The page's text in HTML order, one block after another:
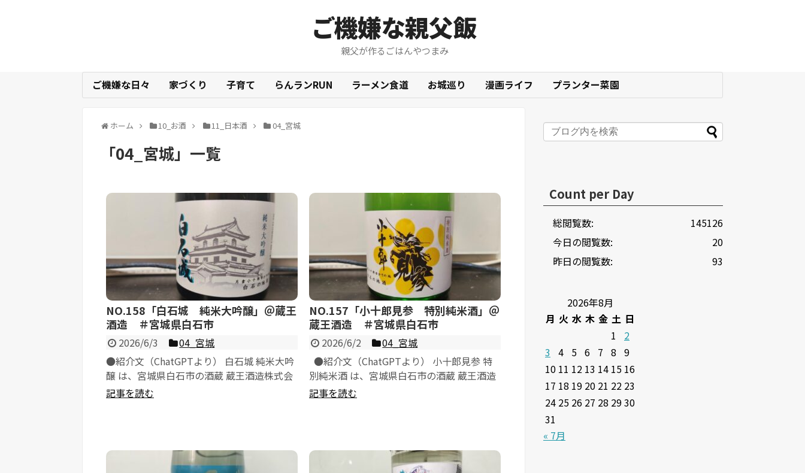
ご機嫌な親父飯
親父が作るごはんやつまみ
ご機嫌な日々 家づくり 子育て らんランRUN ラーメン食道 お城巡り 漫画ライフ プランター菜園
ホーム 10_お酒 11_日本酒 04_宮城
「04_宮城」 一覧
NO.158「白石城 純米大吟醸」＠蔵王
酒造 ＃宮城県白石市
2026/6/3
04_宮城
●紹介文（ChatGPTより） 白石城 純米大吟
醸 は、宮城県白石市の酒蔵 蔵王酒造株式会
社 が醸す純米大吟醸酒...
記事を読む
NO.157「小十郎見参 特別純米酒」＠
蔵王酒造 ＃宮城県白石市
2026/6/2
04_宮城
●紹介文（ChatGPTより） 小十郎見参 特
別純米酒 は、宮城県白石市の酒蔵 蔵王酒造
株式会社 が醸す特別純米酒で...
記事を読む
Count per Day
145126
総閲覧数:
20
今日の閲覧数:
93
昨日の閲覧数:
2026年8月
月 火 水 木 金 土 日
1
2
3 4 5 6 7 8 9
10 11 12 13 14 15 16
17 18 19 20 21 22 23
24 25 26 27 28 2930
31
« 7月